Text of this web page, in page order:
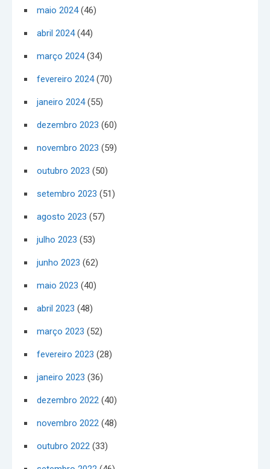
maio 2024(46)
abril 2024(44)
março 2024(34)
fevereiro 2024(70)
janeiro 2024(55)
dezembro 2023 (60)
novembro 2023 (59)
outubro 2023 (50)
setembro 2023 (51)
agosto 2023 (57)
julho 2023 (53)
junho 2023 (62)
maio 2023 (40)
abril 2023 (48)
março 2023 (52)
fevereiro 2023 (28)
janeiro 2023 (36)
dezembro 2022 (40)
novembro 2022 (48)
outubro 2022 (33)